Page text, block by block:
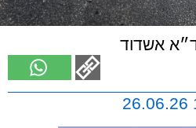
אשדוד